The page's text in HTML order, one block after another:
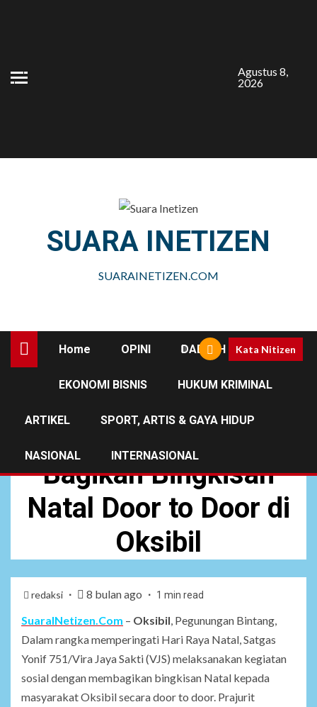
Agustus 8,
2026
SUARA INETIZEN
SUARAINETIZEN.COM
Home OPINI DAERAH
EKONOMI BISNIS HUKUM KRIMINAL
ARTIKEL SPORT, ARTIS & GAYA HIDUP
NASIONAL INTERNASIONAL
Kata Nitizen
Bagikan Bingkisan
Natal Door to Door di
Oksibil
redaksi 8 bulan ago 1 min read
SuaraINetizen.Com – Oksibil, Pegunungan Bintang,
Dalam rangka memperingati Hari Raya Natal, Satgas
Yonif 751/Vira Jaya Sakti (VJS) melaksanakan kegiatan
sosial dengan membagikan bingkisan Natal kepada
masyarakat Oksibil secara door to door. Prajurit